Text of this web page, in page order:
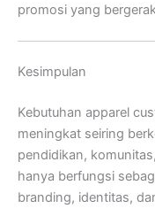
promosi yang
Kesimpulan
Kebutuhan apparel
meningkat seiring
pendidikan,
hanya berfungsi
branding, identitas,